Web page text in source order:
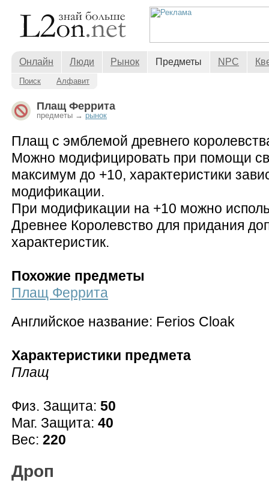
Онлайн Люди Рынок Предметы NPC
Поиск Алфавит
Плащ Феррита
предметы → рынок
Плащ с эмблемой древнего
Можно модифицировать при помощи
максимум до +10, характеристики
модификации.
При модификации на +10 можно
Древнее Королевство для придания
характеристик.
Похожие предметы
Плащ Феррита
Английское название: Ferios Cloak
Характеристики предмета
Плащ
Физ. Защита: 50
Маг. Защита: 40
Вес: 220
Дроп